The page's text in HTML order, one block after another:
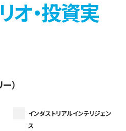
オ・投資実
）
インダストリアルインテリジェン
ス